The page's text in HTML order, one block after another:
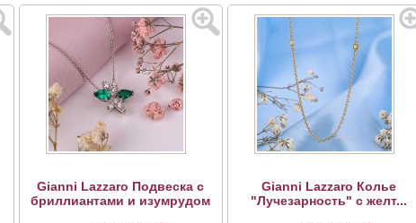
Gianni Lazzaro Подвеска с
бриллиантами и изумрудом
Gianni Lazzaro Колье
"Лучезарность" с желт...